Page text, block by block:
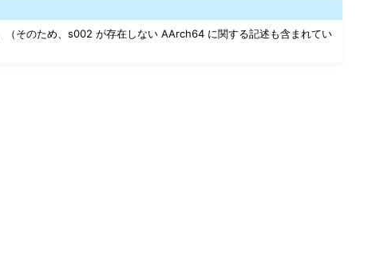
そのため、s002 が存在しない AArch64 に関する記述も含まれてい